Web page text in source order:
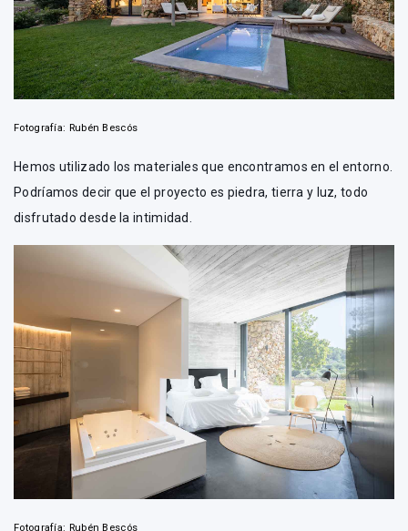
Fotografía: Rubén Bescós
Hemos utilizado los materiales que encontramos en el entorno.
Podríamos decir que el proyecto es piedra, tierra y luz, todo
disfrutado desde la intimidad.
Fotografía: Rubén Bescós